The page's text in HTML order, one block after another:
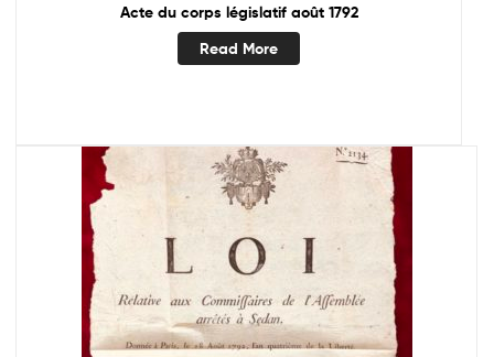
Acte du corps législatif août 1792
Read More